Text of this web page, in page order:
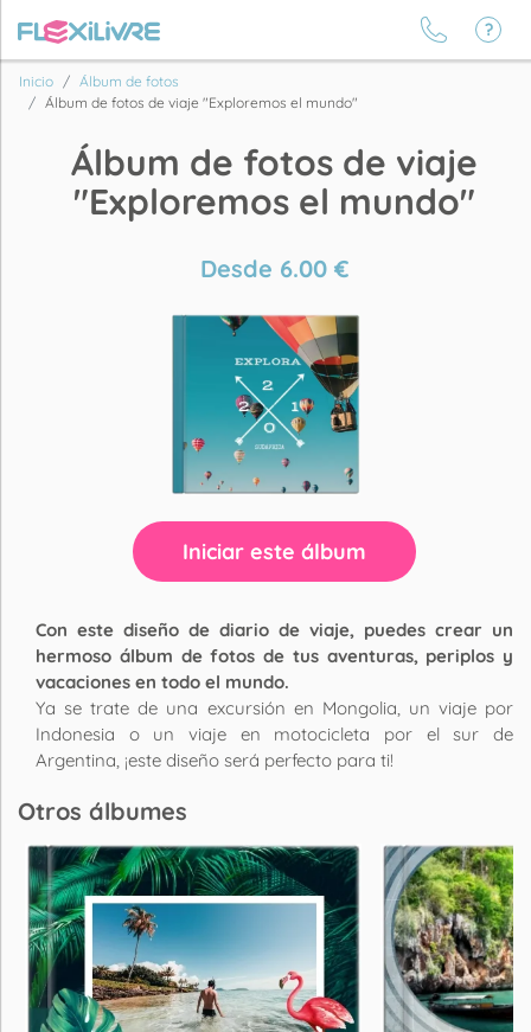
Inicio
Álbum de fotos
Álbum de fotos de viaje "Exploremos el mundo"
Álbum de fotos de viaje
"Exploremos el mundo"
Desde 6.00€
Iniciar este álbum
Con este diseño de diario de viaje, puedes crear un
hermoso álbum de fotos de tus aventuras, periplos y
vacaciones en todo el mundo.
Ya se trate de una excursión en Mongolia, un viaje por
Indonesia o un viaje en motocicleta por el sur de
Argentina, ¡este diseño será perfecto para ti!
Otros álbumes